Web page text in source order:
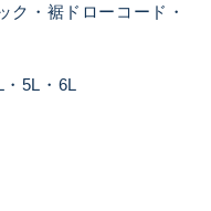
ク・裾ドローコード・
5L・6L